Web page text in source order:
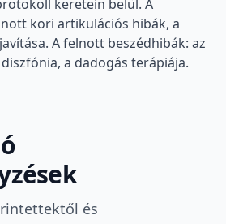
keretein belül. A
kori artikulációs hibák, a
A felnott beszédhibák: az
a dadogás terápiája.
és